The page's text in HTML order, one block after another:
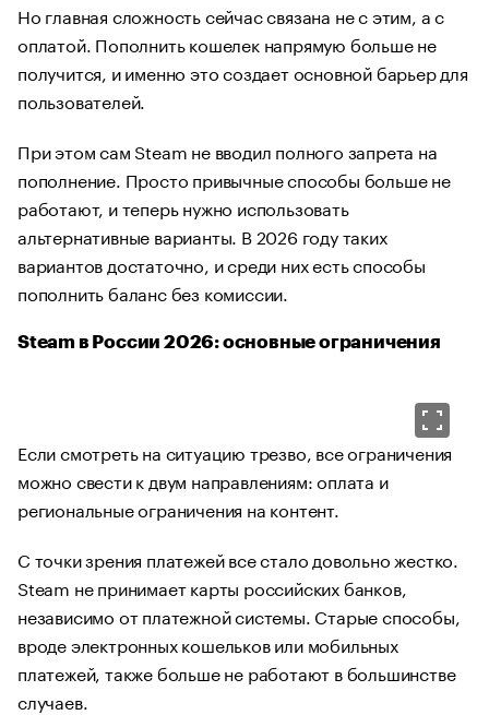
Но главная сложность сейчас связана не с этим, а с
оплатой. Пополнить кошелек напрямую больше не
получится, и именно это создает основной барьер для
пользователей.
При этом сам Steam не вводил полного запрета на
пополнение. Просто привычные способы больше не
работают, и теперь нужно использовать
альтернативные варианты. В 2026 году таких
вариантов достаточно, и среди них есть способы
пополнить баланс без комиссии.
Steam в России 2026: основные ограничения
Если смотреть на ситуацию трезво, все ограничения
можно свести к двум направлениям: оплата и
региональные ограничения на контент.
С точки зрения платежей все стало довольно жестко.
Steam не принимает карты российских банков,
независимо от платежной системы. Старые способы,
вроде электронных кошельков или мобильных
платежей, также больше не работают в большинстве
случаев.